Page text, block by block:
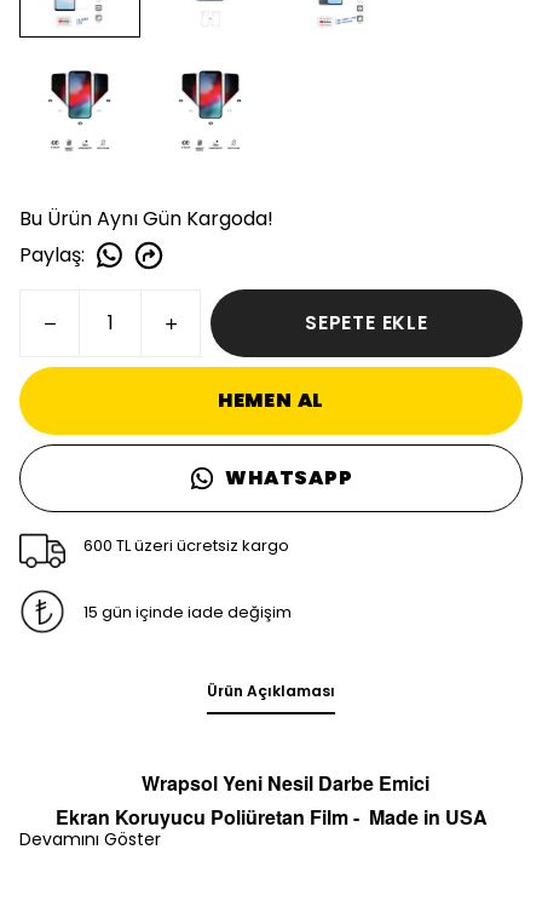
Bu Ürün Aynı Gün Kargoda!
Paylaş:
SEPETE EKLE
HEMEN AL
WHATSAPP
600 TL üzeri ücretsiz kargo
15 gün içinde iade değişim
Ürün Açıklaması
Wrapsol Yeni Nesil Darbe Emici
Ekran Koruyucu Poliüretan Film - Made in USA
Devamını Göster